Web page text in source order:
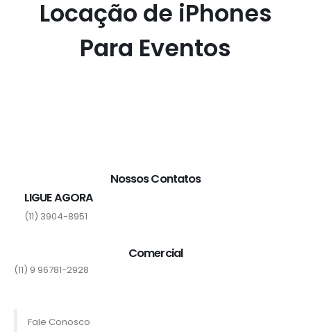
Locação de iPhones
Para Eventos
Nossos Contatos
LIGUE AGORA
(11) 3904-8951
Comercial
(11) 9 96781-2928
Fale Conosco